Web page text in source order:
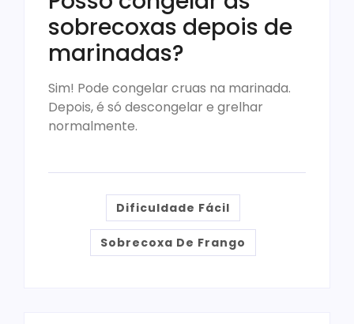
sobrecoxas depois de
marinadas?
Sim! Pode congelar cruas na marinada.
Depois, é só descongelar e grelhar
normalmente.
Dificuldade Fácil
Sobrecoxa De Frango